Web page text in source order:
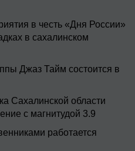
в честь «Дня России»
в сахалинском
Джаз Тайм состоится в
Сахалинской области
с магнитудой 3.9
работается